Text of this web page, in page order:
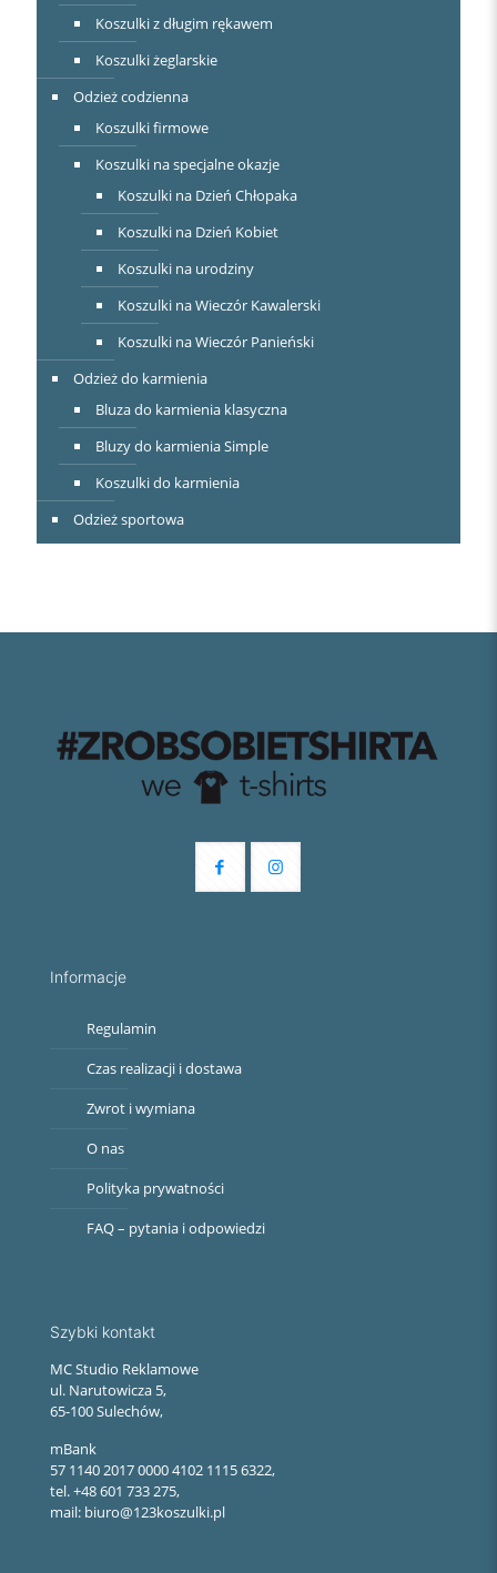
Koszulki z długim rękawem
Koszulki żeglarskie
Odzież codzienna
Koszulki firmowe
Koszulki na specjalne okazje
Koszulki na Dzień Chłopaka
Koszulki na Dzień Kobiet
Koszulki na urodziny
Koszulki na Wieczór Kawalerski
Koszulki na Wieczór Panieński
Odzież do karmienia
Bluza do karmienia klasyczna
Bluzy do karmienia Simple
Koszulki do karmienia
Odzież sportowa
Informacje
Regulamin
Czas realizacji i dostawa
Zwrot i wymiana
O nas
Polityka prywatności
FAQ – pytania i odpowiedzi
Szybki kontakt
MC Studio Reklamowe
ul. Narutowicza 5,
65-100 Sulechów,
mBank
57 1140 2017 0000 4102 1115 6322,
tel. +48 601 733 275,
mail: biuro@123koszulki.pl